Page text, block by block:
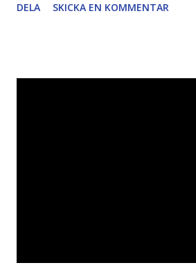
"bläck". Dels så undrar jag om de 30%
DELA SKICKA EN KOMMENTAR